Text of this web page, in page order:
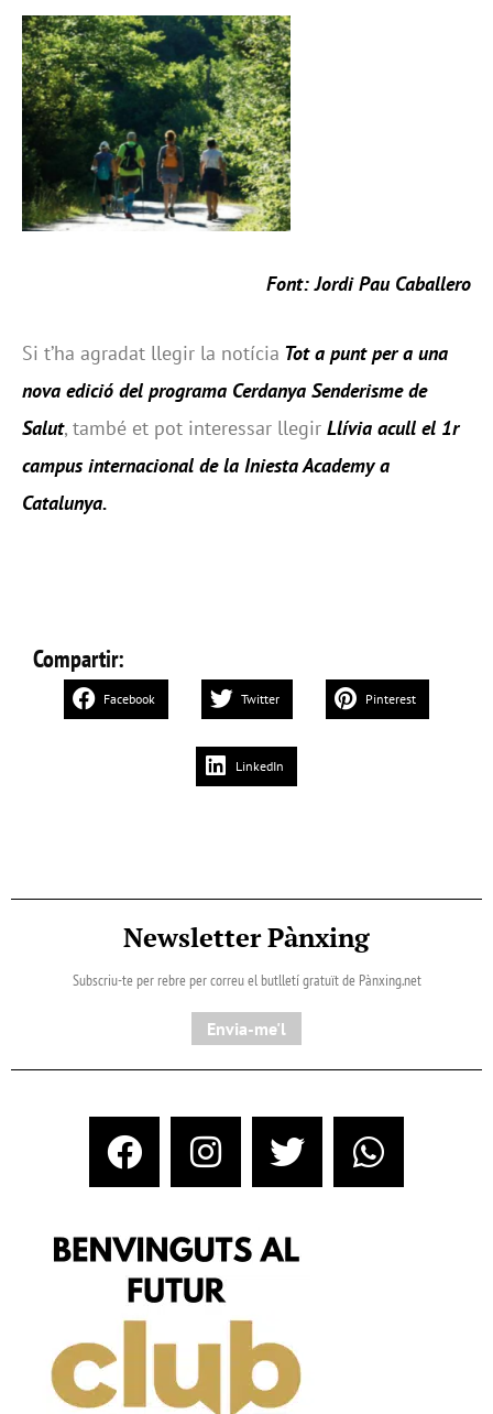
Font: Jordi Pau Caballero
Si t’ha agradat llegir la notícia Tot a punt per a una
nova edició del programa Cerdanya Senderisme de
Salut, també et pot interessar llegir Llívia acull el 1r
campus internacional de la Iniesta Academy a
Catalunya.
Compartir:
Facebook Twitter Pinterest
LinkedIn
Newsletter Pànxing
Subscriu-te per rebre per correu el butlletí gratuït de Pànxing.net​
Envia-me'l